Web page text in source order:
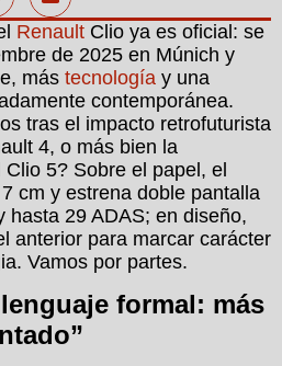
Renault Clio ya es oficial: se
de 2025 en Múnich y
más tecnología y una
contemporánea.
tras el impacto retrofuturista
4, o más bien la
5? Sobre el papel, el
cm y estrena doble pantalla
hasta 29 ADAS; en diseño,
anterior para marcar carácter
Vamos por partes.
formal: más